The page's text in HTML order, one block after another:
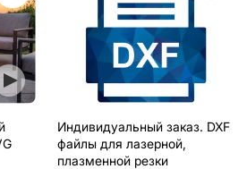
Индивидуальный заказ. DXF
файлы для лазерной,
плазменной резки